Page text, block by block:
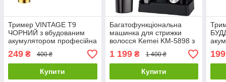
Тример VINTAGE Т9
ЧОРНИЙ з вбудованим
акумулятором професійна
машинка для стрижки
волосся вусів та бороди
249 ₴ 400 ₴
Купити
Багатофункціональна
машинка для стрижки
волосся Kemei KM-5898 з
насадками для бороди,
вух, носа та тіла
1 199₴ 1 400 ₴
Купити
199